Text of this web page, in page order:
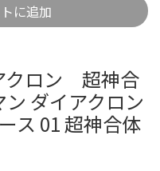
に追加
クロン 超神合
ダイアクロン
ス 01 超神合体